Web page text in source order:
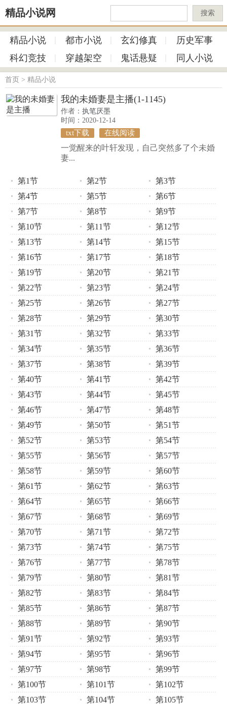
精品小说网 搜索
精品小说 都市小说 玄幻修真
历史军事
科幻竞技
穿越架空 鬼话悬疑 同人小说
首页 > 精品小说
我的未婚妻是主播(1-1145)
作者： 执笔厌墨
时间：2020-12-14
txt下载 在线阅读
一觉醒来的叶轩发现，自己突然多了个未婚
妻...
第1节 第2节
第3节
第4节
第5节
第6节
第7节
第8节
第9节
第10节
第11节
第12节
第13节
第14节
第15节
第16节
第17节
第18节
第19节
第20节
第21节
第22节
第23节
第24节
第25节
第26节
第27节
第28节
第29节
第30节
第31节
第32节
第33节
第34节
第35节
第36节
第37节
第38节
第39节
第40节
第41节
第42节
第43节
第44节
第45节
第46节
第47节
第48节
第49节
第50节
第51节
第52节
第53节
第54节
第55节
第56节
第57节
第58节
第59节
第60节
第61节
第62节
第63节
第64节
第65节
第66节
第67节
第68节
第69节
第70节
第71节
第72节
第73节
第74节
第75节
第76节
第77节
第78节
第79节
第80节
第81节
第82节
第83节
第84节
第85节
第86节
第87节
第88节
第89节
第90节
第91节
第92节
第93节
第94节
第95节
第96节
第97节
第98节
第99节
第100节
第101节
第102节
第103节
第104节
第105节